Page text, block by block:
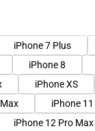
iPhone 7 Plus
iPhone 8
iPhone XS
iPhone
iPhone 12 Pro Max